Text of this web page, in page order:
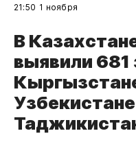
21:50 1 ноября
В
выявили 681